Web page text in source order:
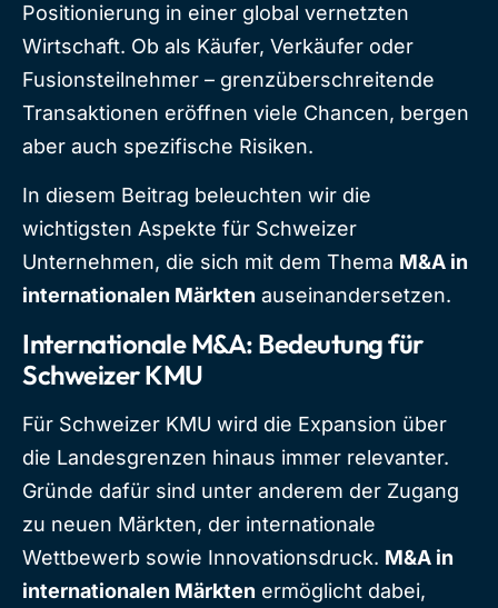
Positionierung in einer global vernetzten
Wirtschaft. Ob als Käufer, Verkäufer oder
Fusionsteilnehmer – grenzüberschreitende
Transaktionen eröffnen viele Chancen, bergen
aber auch spezifische Risiken.
In diesem Beitrag beleuchten wir die
wichtigsten Aspekte für Schweizer
Unternehmen, die sich mit dem Thema M&A in
internationalen Märkten auseinandersetzen.
Internationale M&A: Bedeutung für
Schweizer KMU
Für Schweizer KMU wird die Expansion über
die Landesgrenzen hinaus immer relevanter.
Gründe dafür sind unter anderem der Zugang
zu neuen Märkten, der internationale
Wettbewerb sowie Innovationsdruck. M&A in
internationalen Märkten ermöglicht dabei,